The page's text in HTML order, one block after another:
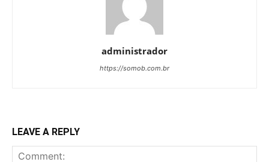
administrador
https://somob.com.br
LEAVE A REPLY